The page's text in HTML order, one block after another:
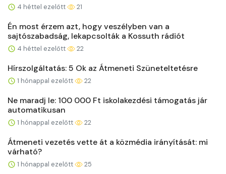
4 héttel ezelőtt 21
Én most érzem azt, hogy veszélyben van a
sajtószabadság, lekapcsolták a Kossuth rádiót
4 héttel ezelőtt 22
Hírszolgáltatás: 5 Ok az Átmeneti Szüneteltetésre
1 hónappal ezelőtt 22
Ne maradj le: 100 000 Ft iskolakezdési támogatás jár
automatikusan
1 hónappal ezelőtt 22
Átmeneti vezetés vette át a közmédia irányítását: mi
várható?
1 hónappal ezelőtt 25